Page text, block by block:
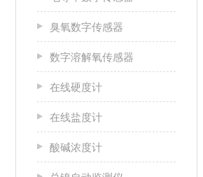
臭氧数字传感器
数字溶解氧传感器
在线硬度计
在线盐度计
酸碱浓度计